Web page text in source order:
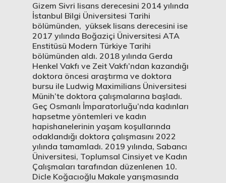
Gizem Sivri lisans derecesini 2014 yılında
İstanbul Bilgi Üniversitesi Tarihi
bölümünden, yüksek lisans derecesini ise
2017 yılında Boğaziçi Üniversitesi ATA
Enstitüsü Modern Türkiye Tarihi
bölümünden aldı. 2018 yılında Gerda
Henkel Vakfı ve Zeit Vakfı’ndan kazandığı
doktora öncesi araştırma ve doktora
bursu ile Ludwig Maximilians Üniversitesi
Münih’te doktora çalışmalarına başladı.
Geç Osmanlı İmparatorluğu’nda kadınları
hapsetme yöntemleri ve kadın
hapishanelerinin yaşam koşullarında
odaklandığı doktora çalışmasını 2022
yılında tamamladı. 2019 yılında, Sabancı
Üniversitesi, Toplumsal Cinsiyet ve Kadın
Çalışmaları tarafından düzenlenen 10.
Dicle Koğacıoğlu Makale yarışmasında